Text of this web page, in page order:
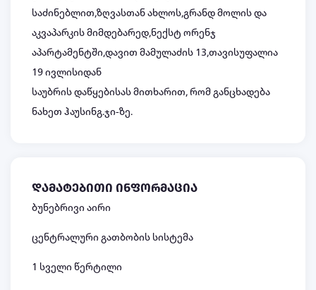
საძინებლით,ზღვასთან ახლოს,გრანდ მოლის და
აკვაპარკის მიმდებარედ,ნექსტ ორენჯ
აპარტამენტში,დავით მამულაძის 13,თავისუფალია
19 ივლისიდან
საუბრის დაწყებისას მითხარით, რომ განცხადება
ნახეთ ჰაუსინგ.ჯი-ზე.
დამატებითი ინფორმაცია
ბუნებრივი აირი
ცენტრალური გათბობის სისტემა
1 სველი წერტილი